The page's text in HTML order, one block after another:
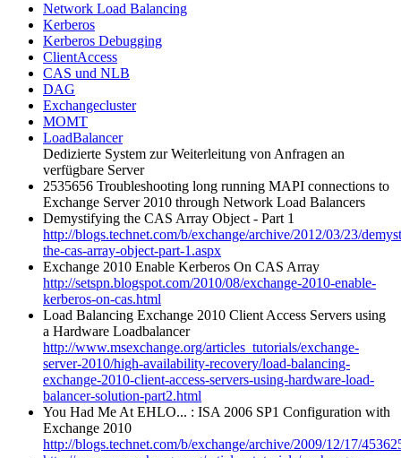
Network Load Balancing
Kerberos
Kerberos Debugging
ClientAccess
CAS und NLB
DAG
Exchangecluster
MOMT
LoadBalancer
Dedizierte System zur Weiterleitung von Anfragen an
verfügbare Server
2535656 Troubleshooting long running MAPI connections to
Exchange Server 2010 through Network Load Balancers
Demystifying the CAS Array Object - Part 1
http://blogs.technet.com/b/exchange/archive/2012/03/23/
the-cas-array-object-part-1.aspx
Exchange 2010 Enable Kerberos On CAS Array
http://setspn.blogspot.com/2010/08/exchange-2010-enable-
kerberos-on-cas.html
Load Balancing Exchange 2010 Client Access Servers using
a Hardware Loadbalancer
http://www.msexchange.org/articles_tutorials/exchange-
server-2010/high-availability-recovery/load-balancing-
exchange-2010-client-access-servers-using-hardware-load-
balancer-solution-part2.html
You Had Me At EHLO... : ISA 2006 SP1 Configuration with
Exchange 2010
http://blogs.technet.com/b/exchange/archive/2009/12/17/